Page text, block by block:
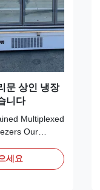
문 상인 냉장
니다
Multiplexed
Our
with full
way to
세요